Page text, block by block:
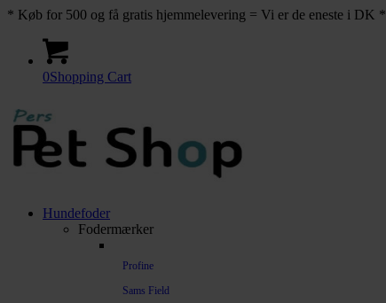
* Køb for 500 og få gratis hjemmelevering = Vi er de eneste i DK *
0Shopping Cart
Hundefoder
Fodermærker
Profine
Sams Field